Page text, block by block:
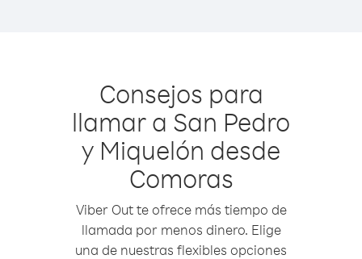
Consejos para
llamar a San Pedro
y Miquelón desde
Comoras
Viber Out te ofrece más tiempo de
llamada por menos dinero. Elige
una de nuestras flexibles opciones